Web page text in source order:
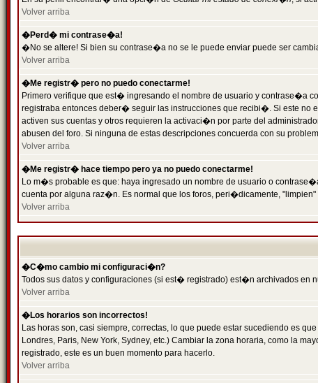
Volver arriba
�Perd� mi contrase�a!
�No se altere! Si bien su contrase�a no se le puede enviar puede ser
Volver arriba
�Me registr� pero no puedo conectarme!
Primero verifique que est� ingresando el nombre de usuario y contrase�a
registraba entonces deber� seguir las instrucciones que recibi�. Si este no
activen sus cuentas y otros requieren la activaci�n por parte del
abusen del foro. Si ninguna de estas descripciones concuerda con su
Volver arriba
�Me registr� hace tiempo pero ya no puedo conectarme!
Lo m�s probable es que: haya ingresado un nombre de usuario o
cuenta por alguna raz�n. Es normal que los foros, peri�dicamente,
Volver arriba
�C�mo cambio mi configuraci�n?
Todos sus datos y configuraciones (si est� registrado) est�n archivados en
Volver arriba
�Los horarios son incorrectos!
Las horas son, casi siempre, correctas, lo que puede estar sucediendo es
Londres, Paris, New York, Sydney, etc.) Cambiar la zona horaria, como la
registrado, este es un buen momento para hacerlo.
Volver arriba